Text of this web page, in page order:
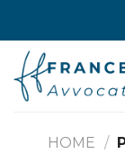
content
HOME /